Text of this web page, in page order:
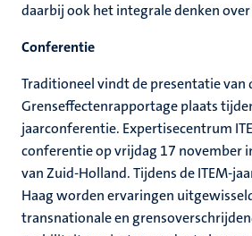
daarbij ook het integrale denken
Conferentie
Traditioneel vindt de presentatie van
Grenseffectenrapportage plaats
jaarconferentie. Expertisecentrum
conferentie op vrijdag 17 november
van Zuid-Holland. Tijdens de ITEM-
Haag worden ervaringen
transnationale en